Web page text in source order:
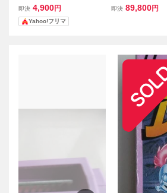
ルズ2 DUCK TALES 2
即決 4,900円
Yahoo!フリマ
ルズ2 DUCK
即決 89,800円